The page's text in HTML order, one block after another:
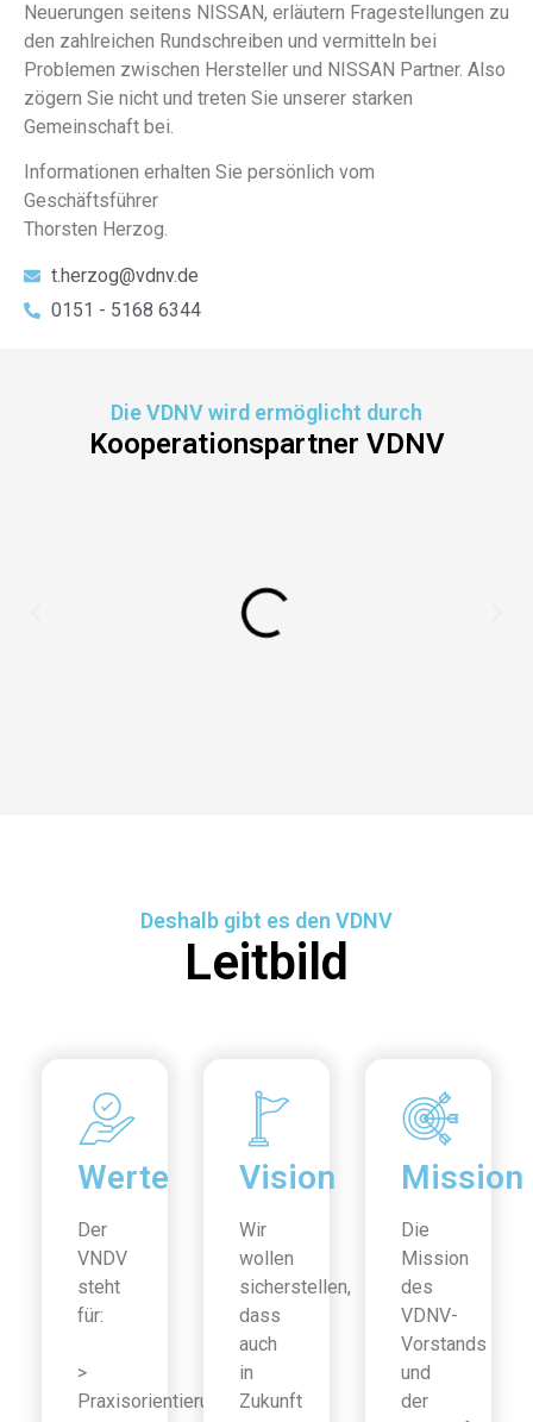
Neuerungen seitens NISSAN, erläutern Fragestellungen zu
den zahlreichen Rundschreiben und vermitteln bei
Problemen zwischen Hersteller und NISSAN Partner. Also
zögern Sie nicht und treten Sie unserer starken
Gemeinschaft bei.
Informationen erhalten Sie persönlich vom
Geschäftsführer
Thorsten Herzog.
t.herzog@vdnv.de
0151 - 5168 6344
Die VDNV wird ermöglicht durch
Kooperationspartner VDNV
Deshalb gibt es den VDNV
Leitbild
Werte
Der
VNDV
steht
für:
>
Praxisorientierung
Vision
Wir
wollen
sicherstellen,
dass
auch
in
Zukunft
Mission
Die
Mission
des
VDNV-
Vorstands
und
der